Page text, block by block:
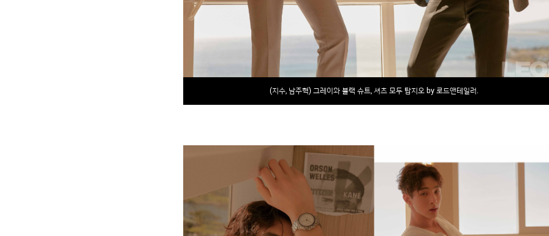
(지수, 남주혁) 그레이와 블랙 슈트, 셔츠 모두 탑지오 by 로드앤테일러.